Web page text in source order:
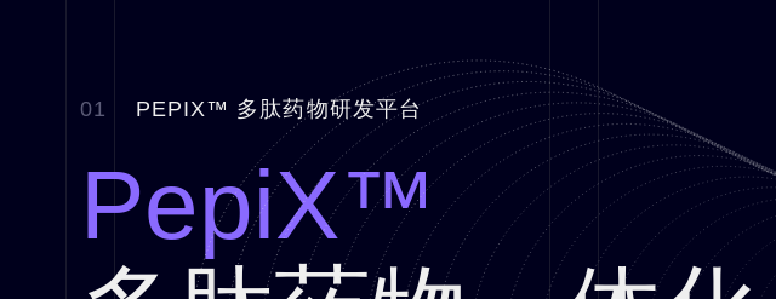
01 PEPIX™ 多肽药物研发平台
PepiX™